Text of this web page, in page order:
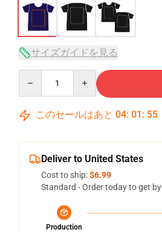
サイズガイドを見る
このセールはあと 04: 01 : 54
Deliver to United States
Cost to ship:$6.99
Standard - Order today to get by
Production